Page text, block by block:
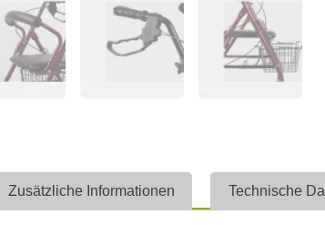
Zusätzliche Informationen Technische